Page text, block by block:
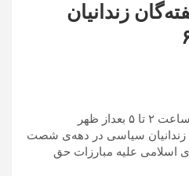
زندانیان
زندانیان سیاسی‌ در دهه‌ی شصت
اسلامی علیه مبارزات حق